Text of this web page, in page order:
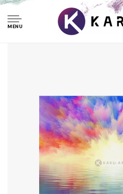
MENU
Schilderij - Explosieve
Multikleur , 4 maten , Premium print